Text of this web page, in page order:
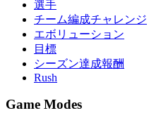
選手
チーム編成チャレンジ
エボリューション
目標
シーズン達成報酬
Rush
Game Modes